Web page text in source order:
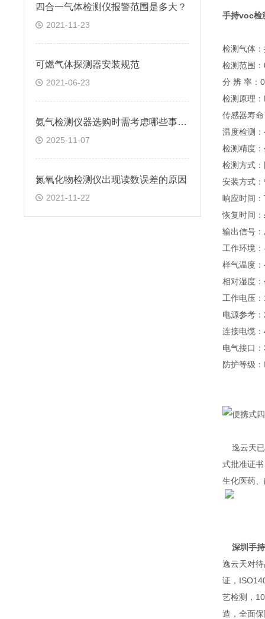
四合一气体检测仪报警范围是多大？
2021-11-23
可燃气体探测器安装规范
2021-06-23
氨气检测仪器选购时需考虑哪些事项？
2025-11-07
氮氧化物检测仪出现读数误差的原因
2021-11-22
手持voc检
检测气体
检测范围
分 辨 率：
检测原理
传感器寿
温度检测
检测精度
检测方式
安装方式
响应时间
恢复时间
输出信号
工作环境
样气温度
相对湿度
工作电压
电源参考
连接电缆
电气接口
防护等级
逸云天已
式批准证
生化医药
深圳手
逸云天对
证，
艺检测，
造，全面